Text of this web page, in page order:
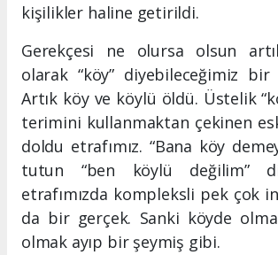
kişilikler haline getirildi.
Gerekçesi ne olursa olsun
olarak “köy” diyebileceğimiz bir
Artık köy ve köylü öldü. Üstelik
terimini kullanmaktan çekinen
doldu etrafımız. “Bana köy
tutun “ben köylü değilim”
etrafımızda kompleksli pek çok
da bir gerçek. Sanki köyde
olmak ayıp bir şeymiş gibi.